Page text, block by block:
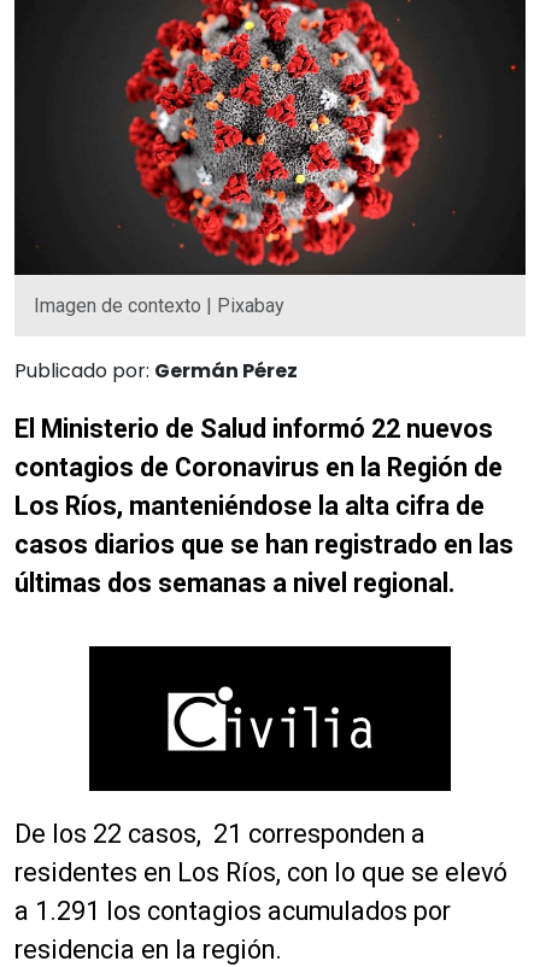
Imagen de contexto | Pixabay
Publicado por: Germán Pérez
El Ministerio de Salud informó 22 nuevos
contagios de Coronavirus en la Región de
Los Ríos, manteniéndose la alta cifra de
casos diarios que se han registrado en las
últimas dos semanas a nivel regional.
De los 22 casos, 21 corresponden a
residentes en Los Ríos, con lo que se elevó
a 1.291 los contagios acumulados por
residencia en la región.